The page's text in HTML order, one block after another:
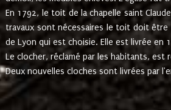
En 1792, le toit de la chapelle saint
travaux sont nécessaires le toit doit être
de Lyon qui est choisie. Elle est livrée en
Le clocher, réclamé par les habitants,
Deux nouvelles cloches sont livrées par